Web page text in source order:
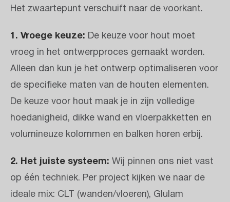
Het zwaartepunt verschuift naar de voorkant.
1. Vroege keuze: De keuze voor hout moet
vroeg in het ontwerpproces gemaakt worden.
Alleen dan kun je het ontwerp optimaliseren voor
de specifieke maten van de houten elementen.
De keuze voor hout maak je in zijn volledige
hoedanigheid, dikke wand en vloerpakketten en
volumineuze kolommen en balken horen erbij.
2. Het juiste systeem: Wij pinnen ons niet vast
op één techniek. Per project kijken we naar de
ideale mix: CLT (wanden/vloeren), Glulam